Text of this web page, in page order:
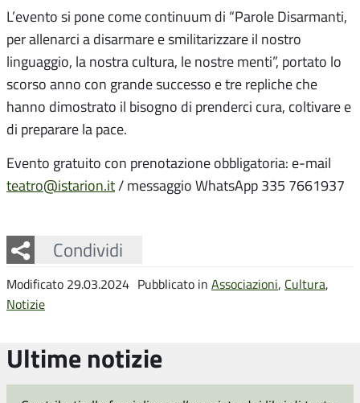
L’evento si pone come continuum di “Parole Disarmanti,
per allenarci a disarmare e smilitarizzare il nostro
linguaggio, la nostra cultura, le nostre menti”, portato lo
scorso anno con grande successo e tre repliche che
hanno dimostrato il bisogno di prenderci cura, coltivare e
di preparare la pace.
Evento gratuito con prenotazione obbligatoria: e-mail
teatro@istarion.it/ messaggio WhatsApp 335 7661937
Condividi
Facebook
Twitter
Whatsapp
Modificato 29.03.2024 Pubblicato in Associazioni, Cultura,
Notizie
Ultime notizie